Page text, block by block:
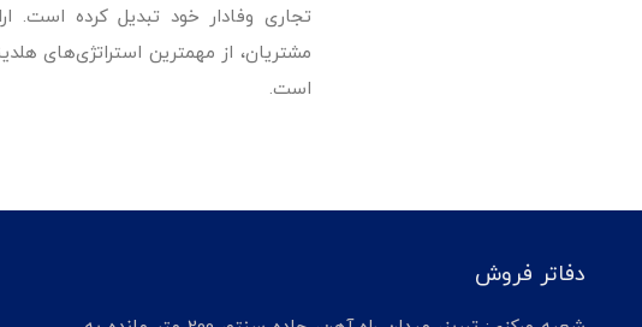
تجاری وفادار خود تبدیل کرده است.
مشتریان، از مهمترین استراتژی‌های
است.
دفاتر فروش